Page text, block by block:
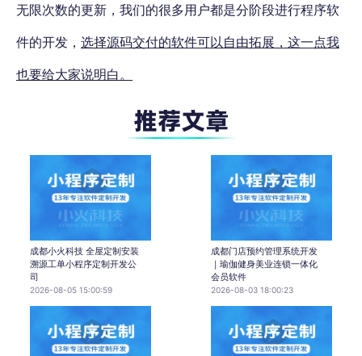
无限次数的更新，我们的很多用户都是分阶段进行程序软
件的开发， 选择源码交付的软件可以自由拓展，这一点我
也要给大家说明白。
成都小火科技 全屋定制安装
溯源工单小程序定制开发公
司
2026-08-05 15:00:59
成都门店预约管理系统开发
｜瑜伽健身美业连锁一体化
会员软件
2026-08-03 18:00:23